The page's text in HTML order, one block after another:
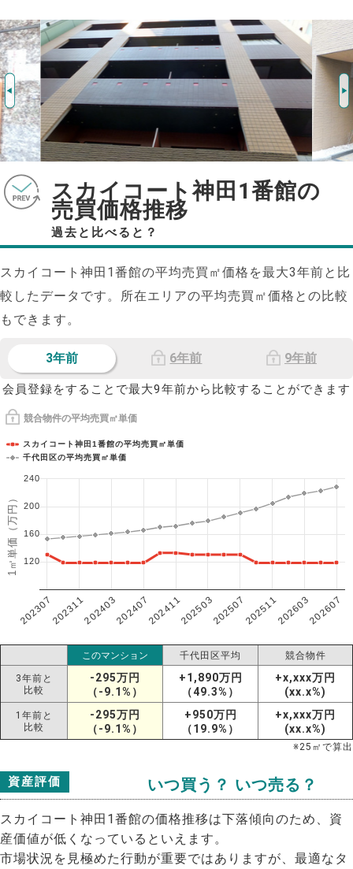
スカイコート神田1番館の
売買価格推移
過去と比べると？
スカイコート神田1番館の平均売買㎡価格を最大3年前と比
較したデータです。所在エリアの平均売買㎡価格との比較
もできます。
3年前 6年前 9年前
会員登録をすることで最大9年前から比較することができます
競合物件の平均売買㎡単価
1㎡単価（万円）
スカイコート神田1番館の平均売買㎡単価
千代田区の平均売買㎡単価
202307202311202403202407202411202503202507202511202603202607
120
160
200
240
このマンション 千代田区平均 競合物件
3年前と
比較
-295万円
（-9.1%）
+1,890万円
（49.3%）
+x,xxx万円
(xx.x%)
1年前と
比較
-295万円
（-9.1%）
+950万円
（19.9%）
+x,xxx万円
(xx.x%)
※25 ㎡で算出
資産評価 いつ買う？ いつ売る？
スカイコート神田1番館の価格推移は下落傾向のため、資
産価値が低くなっているといえます。
市場状況を見極めた行動が重要ではありますが、最適なタ